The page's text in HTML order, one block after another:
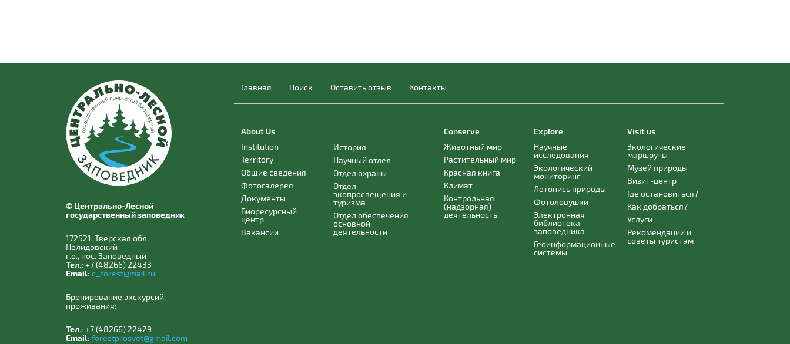
© Центрально-Лесной
государственный заповедник
172521, Тверская обл,
Нелидовский
г.о., пос. Заповедный
Тел.: +7 (48266) 22433
Email: c_forest@mail.ru
Бронирование экскурсий,
проживания:
Тел.: +7 (48266) 22429
Email: forestprosvet@gmail.com
Главная Поиск Оставить отзыв Контакты
About Us
Institution
Territory
Общие сведения
Фотогалерея
Документы
Биоресурсный
центр
Вакансии
История
Научный отдел
Отдел охраны
Отдел
экопросвещения и
туризма
Отдел обеспечения
основной
деятельности
Conserve
Животный мир
Растительный мир
Красная книга
Климат
Контрольная
(надзорная)
деятельность
Explore
Научные
исследования
Экологический
мониторинг
Летопись природы
Фотоловушки
Электронная
библиотека
заповедника
Геоинформационные
системы
Visit us
Экологические
маршруты
Музей природы
Визит-центр
Где остановиться?
Как добраться?
Услуги
Рекомендации и
советы туристам